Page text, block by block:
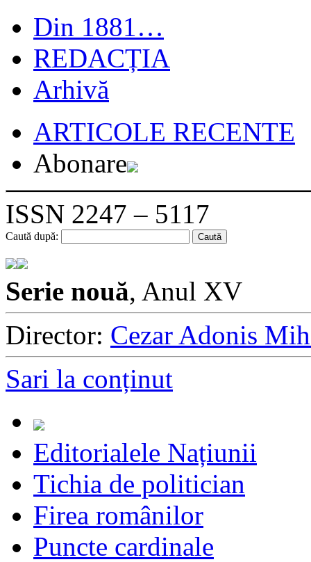
Din 1881…
REDACȚIA
Arhivă
ARTICOLE RECENTE
Abonare
ISSN 2247 – 5117
Caută după:
Serie nouă, Anul XV
Director: Cezar Adonis
Sari la conținut
Editorialele Națiunii
Tichia de politician
Firea românilor
Puncte cardinale